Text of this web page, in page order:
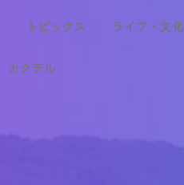
トピックス ライフ・文化
カクテル